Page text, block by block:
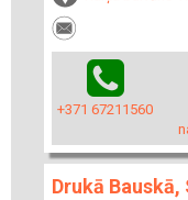
+371 67211560
Drukā Bauskā,